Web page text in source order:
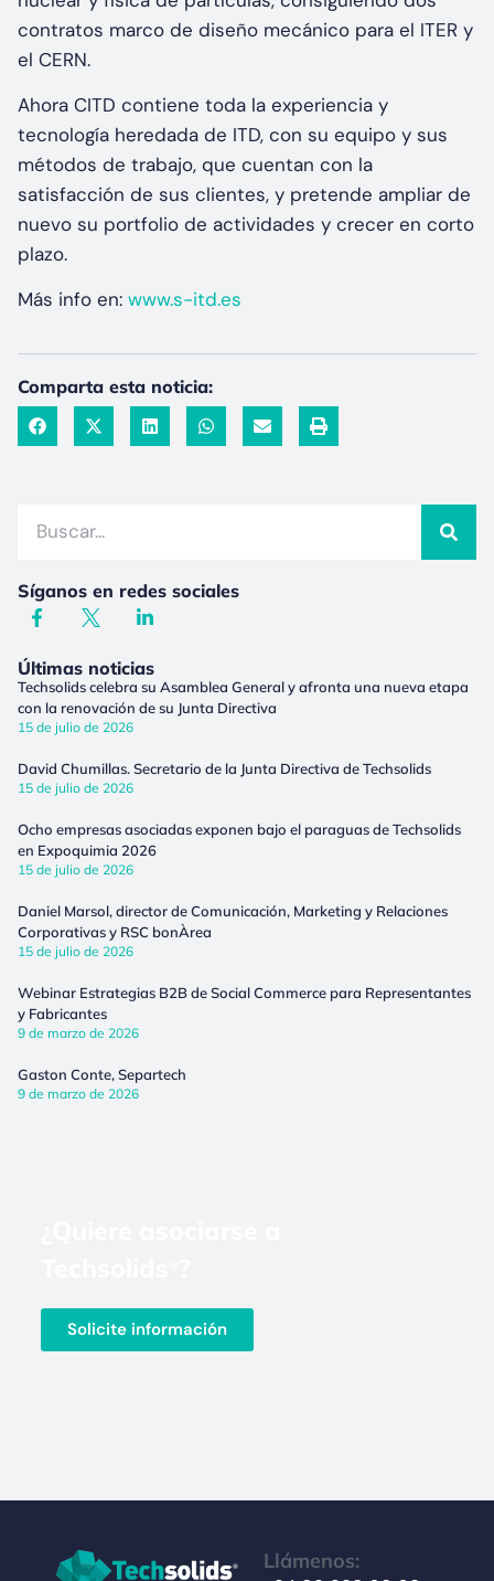
contratos marco de diseño mecánico para el ITER y
el CERN.
Ahora CITD contiene toda la experiencia y
tecnología heredada de ITD, con su equipo y sus
métodos de trabajo, que cuentan con la
satisfacción de sus clientes, y pretende ampliar de
nuevo su portfolio de actividades y crecer en corto
plazo.
Más info en: www.s-itd.es
Comparta esta noticia:
Síganos en redes sociales
Últimas noticias
Techsolids celebra su Asamblea General y afronta una nueva etapa
con la renovación de su Junta Directiva
15 de julio de 2026
David Chumillas. Secretario de la Junta Directiva de Techsolids
15 de julio de 2026
Ocho empresas asociadas exponen bajo el paraguas de Techsolids
en Expoquimia 2026
15 de julio de 2026
Daniel Marsol, director de Comunicación, Marketing y Relaciones
Corporativas y RSC bonÀrea
15 de julio de 2026
Webinar Estrategias B2B de Social Commerce para Representantes
y Fabricantes
9 de marzo de 2026
Gaston Conte, Separtech
9 de marzo de 2026
Solicite información
Llámenos: